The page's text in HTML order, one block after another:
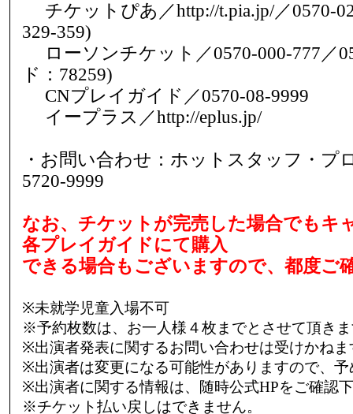
チケットぴあ／http://t.pia.jp/／0570-
329-359)
ローソンチケット／0570-000-777／
ド：78259)
CNプレイガイド／0570-08-9999
イープラス／http://eplus.jp/
・お問い合わせ：ホットスタッフ・
5720-9999
なお、チケットが完売した場合でもキ
各プレイガイドにて購入
できる場合もございますので、都度ご
※未就学児童入場不可
※予約枚数は、お一人様４枚までとさせて頂き
※出演者発表に関するお問い合わせは受けかねま
※出演者は変更になる可能性がありますので、
※出演者に関する情報は、随時公式HPをご確認
※チケット払い戻しはできません。